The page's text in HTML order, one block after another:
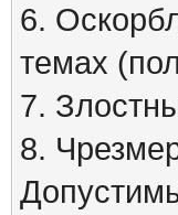
6.
темах
7.
8.